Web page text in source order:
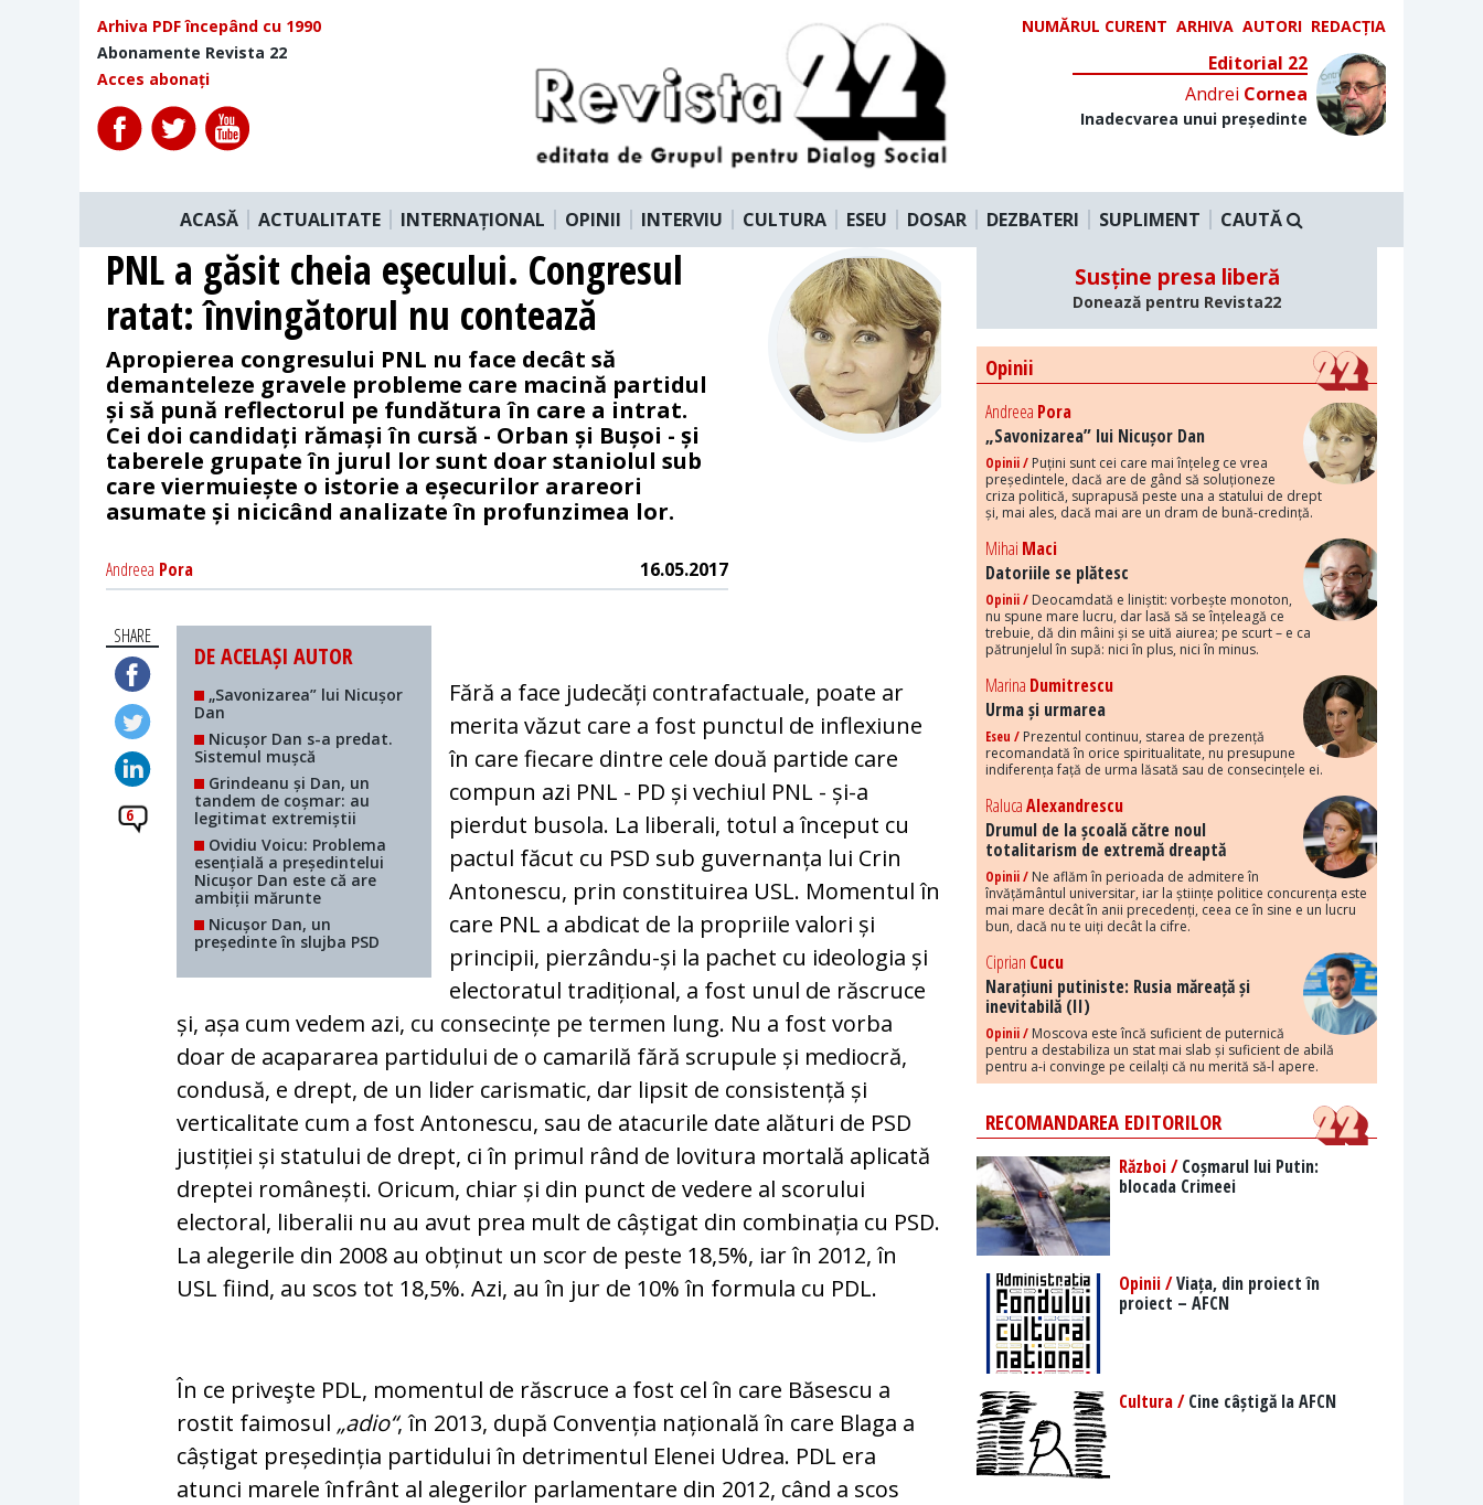
Arhiva PDF începând cu 1990
Abonamente Revista 22
Acces abonați
NUMĂRUL CURENT ARHIVA AUTORI REDACȚIA
Editorial 22
Andrei Cornea
Inadecvarea unui președinte
ACASĂ ACTUALITATE INTERNAȚIONAL OPINII INTERVIU CULTURA ESEU DOSAR DEZBATERI SUPLIMENT CAUTĂ
PNL a găsit cheia eşecului. Congresul
ratat: învingătorul nu contează
Apropierea congresului PNL nu face decât să
demanteleze gravele probleme care macină partidul
și să pună reflectorul pe fundătura în care a intrat.
Cei doi candidați rămași în cursă - Orban și Bușoi - și
taberele grupate în jurul lor sunt doar staniolul sub
care viermuiește o istorie a eșecurilor arareori
asumate și nicicând analizate în profunzimea lor.
Andreea Pora 16.05.2017
SHARE
6
DE ACELAȘI AUTOR
„Savonizarea” lui Nicușor
Dan
Nicușor Dan s-a predat.
Sistemul mușcă
Grindeanu și Dan, un
tandem de coșmar: au
legitimat extremiștii
Ovidiu Voicu: Problema
esențială a președintelui
Nicușor Dan este că are
ambiții mărunte
Nicușor Dan, un
președinte în slujba PSD
Fără a face judecăți contrafactuale, poa­te ar
merita văzut care a fost punc­tul de inflexiune
în care fiecare dintre cele două partide care
compun azi PNL - PD și vechiul PNL - și-a
pierdut bu­sola. La liberali, totul a început cu
pactul făcut cu PSD sub gu­vernanța lui Crin
An­tonescu, prin cons­ti­tuirea USL. Momentul în
care PNL a abdicat de la propriile valori și
principii, pier­zân­du-și la pachet cu ideo­logia și
electoratul tradițional, a fost unul de răscruce
și, așa cum ve­dem azi, cu consecințe pe termen lung. Nu a fost vorba
doar de aca­pa­ra­rea partidului de o camarilă fără scru­pule și mediocră,
condusă, e drept, de un lider carismatic, dar lipsit de consistență și
verticalitate cum a fost Antonescu, sau de atacurile date ală­turi de PSD
justiției și statului de drept, ci în primul rând de lovitura mor­tală aplicată
dreptei românești. Oricum, chiar și din punct de vedere al scorului
electoral, liberalii nu au avut prea mult de câștigat din com­binația cu PSD.
La alegerile din 2008 au obținut un scor de peste 18,5%, iar în 2012, în
USL fiind, au scos tot 18,5%. Azi, au în jur de 10% în formula cu PDL.
În ce priveşte PDL, mo­mentul de răs­cru­ce a fost cel în care Băsescu a
rostit fai­mo­sul „adio“, în 2013, după Convenția națională în care Bla­ga a
câștigat preșe­dinția partidului în de­trimentul Elenei Udrea. PDL era
atunci marele înfrânt al alegerilor par­lamentare din 2012, când a scos
Susține presa liberă
Donează pentru Revista22
Opinii
Andreea Pora
„Savonizarea” lui Nicușor Dan
Opinii / Puțini sunt cei care mai înțeleg ce vrea
președintele, dacă are de gând să soluționeze
criza politică, suprapusă peste una a statului de drept
și, mai ales, dacă mai are un dram de bună-credință.
Mihai Maci
Datoriile se plătesc
Opinii / Deocamdată e liniștit: vorbește monoton,
nu spune mare lucru, dar lasă să se înțeleagă ce
trebuie, dă din mâini și se uită aiurea; pe scurt – e ca
pătrunjelul în supă: nici în plus, nici în minus.
Marina Dumitrescu
Urma și urmarea
Eseu / Prezentul continuu, starea de prezență
recomandată în orice spiritualitate, nu presupune
indiferența față de urma lăsată sau de consecințele ei.
RalucaAlexandrescu
Drumul de la școală către noul
totalitarism de extremă dreaptă
Opinii / Ne aflăm în perioada de admitere în
învățământul universitar, iar la științe politice concurența este
mai mare decât în anii precedenți, ceea ce în sine e un lucru
bun, dacă nu te uiți decât la cifre.
Ciprian Cucu
Narațiuni putiniste: Rusia măreață și
inevitabilă (II)
Opinii / Moscova este încă suficient de puternică
pentru a destabiliza un stat mai slab și suficient de abilă
pentru a-i convinge pe ceilalți că nu merită să-l apere.
RECOMANDAREA EDITORILOR
Război /Coșmarul lui Putin:
blocada Crimeei
Opinii /Viața, din proiect în
proiect – AFCN
Cultura /Cine câștigă la AFCN